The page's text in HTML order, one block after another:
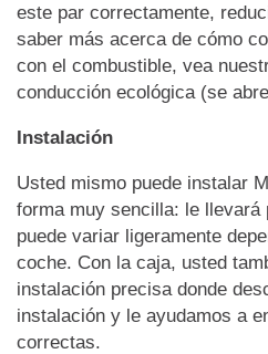
este par correctamente,
saber más acerca de cómo
con el combustible, vea
conducción ecológica (se
Instalación
Usted mismo puede instalar
forma muy sencilla: le llevará
puede variar ligeramente
coche. Con la caja, usted
instalación precisa donde
instalación y le ayudamos a
correctas.